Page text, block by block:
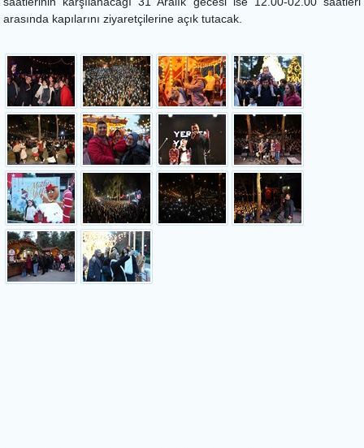
arasında kapılarını ziyaretçilerine açık tutacak.